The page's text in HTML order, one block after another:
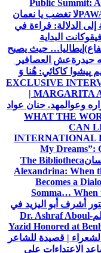
Public Summit:
لا تغضب يا نعمان
إلى الدلالة: قراءة في
وكانت البداية
إيطاليا… حيث يصبح
حيدرةعش العصافير
پیشوا کاکائي: هُنا وَ
EXCLUSIVE
| MARGARITA
وعوالمهد. حنان عواد
WHAT THE
CAN
INTERNATIONAL
My Dreams”:
The Bibliotheca
Alexandrina: When
Becomes a
Somma… When
أشرف أبو اليزيد في
Dr. Ashraf Aboul-
Yazid Honored at
| قصيدة للشاعر
الاعتداءات على